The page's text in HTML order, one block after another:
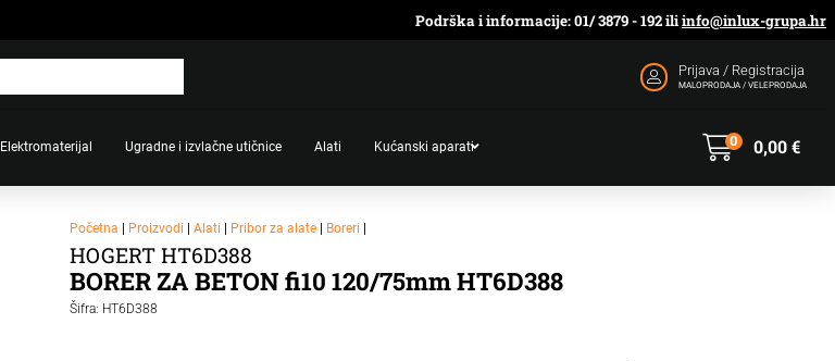
Podrška i informacije: 01/ 3879 - 192 iliinfo@inlux-grupa.hr
Prijava / Registracija
MALOPRODAJA / VELEPRODAJA
Elektromaterijal Ugradne i izvlačne utičnice Alati Kućanski aparati 0,00€
0
Početna | Proizvodi |Alati | Pribor za alate | Boreri |
HOGERT HT6D388
BORER ZA BETON fi10 120/75mm HT6D388
Šifra: HT6D388